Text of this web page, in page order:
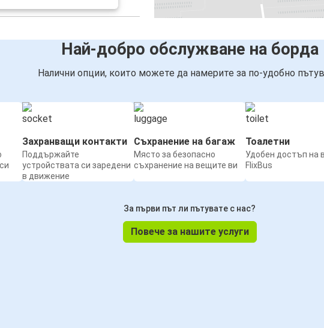
Най-добро обслужване на борда
Налични опции, които можете да намерите за по-удобно
Захранващи контакти
Поддържайте
устройствата си заредени
в движение
Съхранение на багаж
Място за безопасно
съхранение на вещите ви
Тоалетни
Удобен достъп на
FlixBus
За първи път ли пътувате с нас?
Повече за нашите услуги